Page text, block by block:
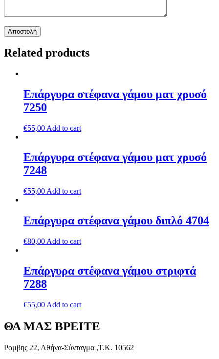
Related products
Επάργυρα στέφανα γάμου ματ χρυσό
7250
€55,00 Add to cart
Επάργυρα στέφανα γάμου ματ χρυσό
7248
€55,00 Add to cart
Επάργυρα στέφανα γάμου διπλό 4704
€80,00 Add to cart
Επάργυρα στέφανα γάμου στριφτά
7288
€55,00 Add to cart
ΘΑ ΜΑΣ ΒΡΕΙΤΕ
Ρομβης 22, Αθήνα-Σύνταγμα ,Τ.Κ. 10562